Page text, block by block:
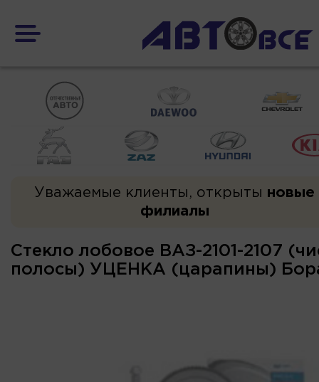
Уважаемые клиенты, открыты новые
филиалы
Стекло лобовое ВАЗ-2101-2107
полосы) УЦЕНКА (царапины)